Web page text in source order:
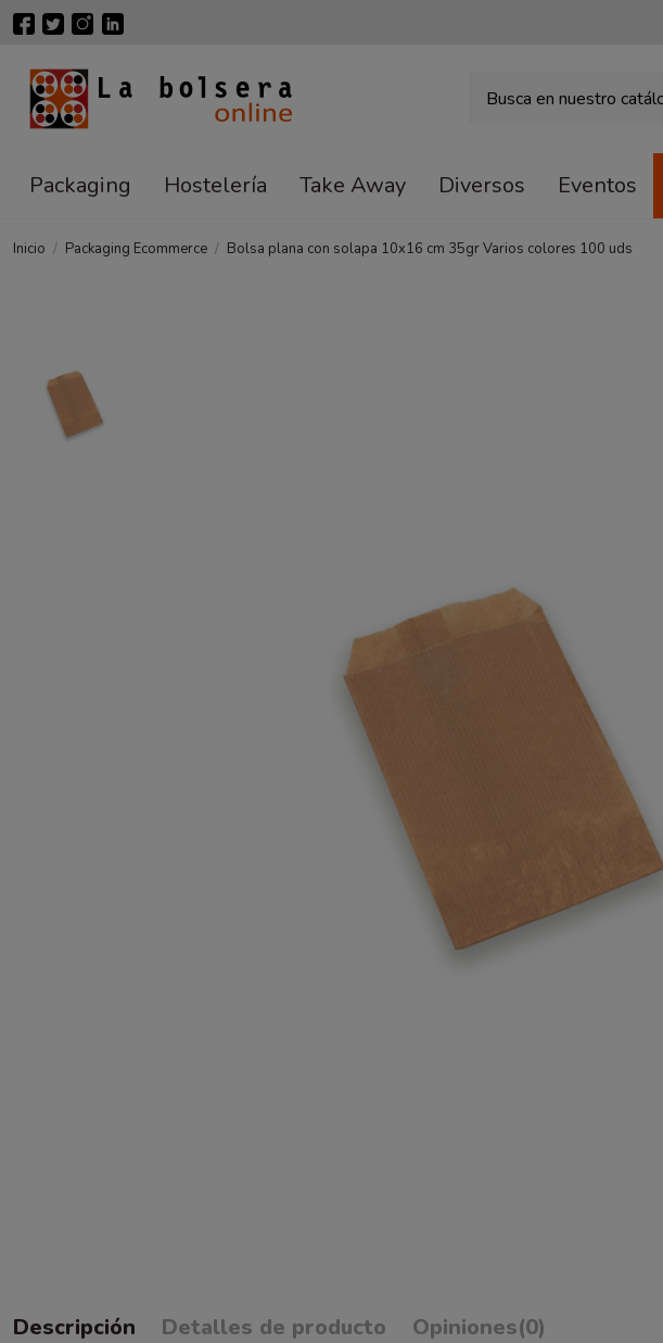
Packaging Hostelería Take Away Diversos Eventos
Inicio Packaging Ecommerce Bolsa plana con solapa 10x16 cm 35gr Varios colores 100 uds
Descripción Detalles de producto Opiniones(0)